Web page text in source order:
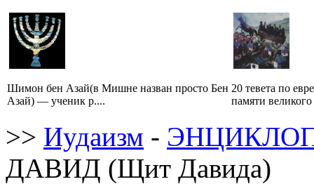
Шимон бен Азай(в Мишне назван просто Бен
Азай) — ученик р....
20 тевета по
памяти
>> Иудаизм -
ДАВИД (Щит Давида)